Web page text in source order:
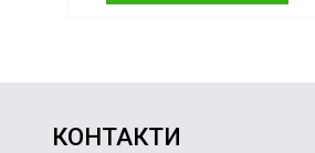
КОНТАКТИ